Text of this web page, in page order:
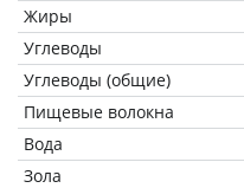
Жиры
Углеводы
Углеводы (общие)
Пищевые волокна
Вода
Зола